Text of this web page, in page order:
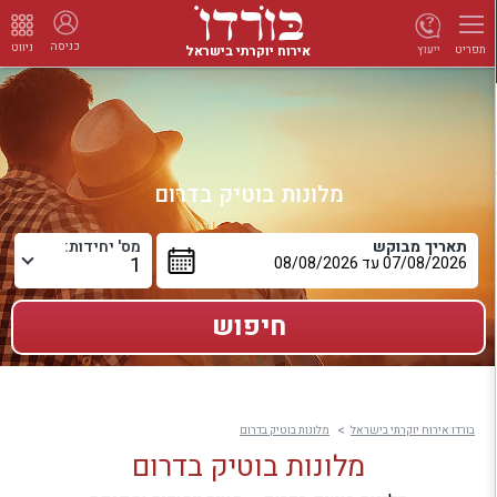
תפריט אירוח יוקרתי בישראל כניסה ניווט ייעוץ
מלונות בוטיק בדרום
תאריך מבוקש מס' יחידות:
בורדו אירוח יוקרתי בישראל מלונות בוטיק בדרום
מלונות בוטיק בדרום